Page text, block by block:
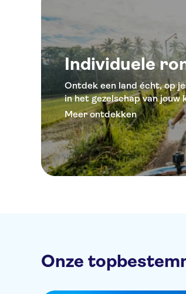
Individuele
Ontdek een land écht, op
in het gezelschap van jouw
Meer ontdekken
Onze